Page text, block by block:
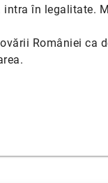
în legalitate.
României ca